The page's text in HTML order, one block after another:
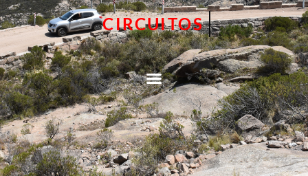
CIRCUITOS